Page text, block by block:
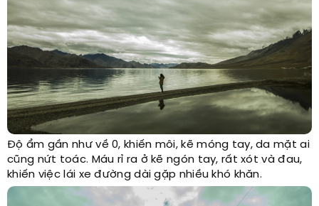
Độ ẩm gần như về 0, khiến môi, kẽ móng tay, da mặt ai
cũng nứt toác. Máu rỉ ra ở kẽ ngón tay, rất xót và đau,
khiến việc lái xe đường dài gặp nhiều khó khăn.